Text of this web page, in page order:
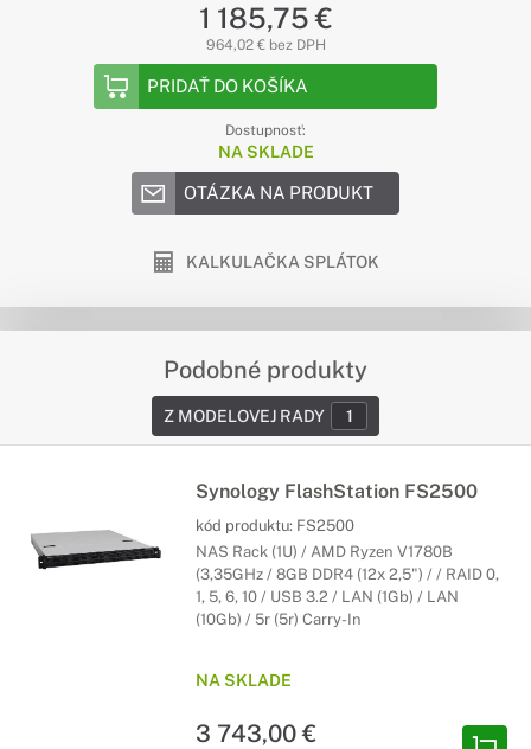
1 185,75 €
964,02 € bez DPH
PRIDAŤ DO KOŠÍKA
Dostupnosť:
NA SKLADE
OTÁZKA NA PRODUKT
KALKULAČKA SPLÁTOK
Podobné produkty
Z MODELOVEJ RADY 1
Synology FlashStation FS2500
kód produktu: FS2500
NAS Rack (1U) / AMD Ryzen V1780B
(3,35GHz / 8GB DDR4 (12x 2,5") / / RAID 0,
1, 5, 6, 10 / USB 3.2 / LAN (1Gb) / LAN
(10Gb) / 5r (5r) Carry-In
NA SKLADE
3 743,00 €